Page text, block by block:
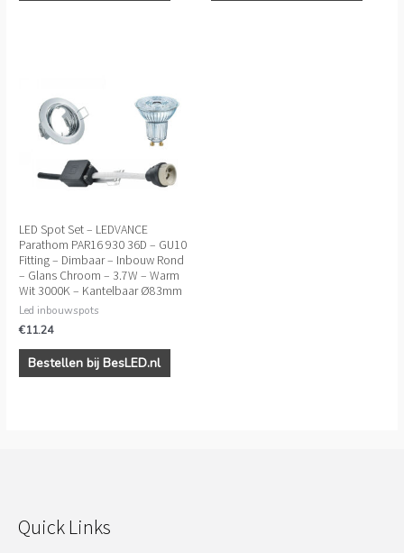
LED Spot Set – LEDVANCE
Parathom PAR16 930 36D – GU10
Fitting – Dimbaar – Inbouw Rond
– Glans Chroom – 3.7W – Warm
Wit 3000K – Kantelbaar Ø83mm
Led inbouwspots
€11.24
Bestellen bij BesLED.nl
Quick Links